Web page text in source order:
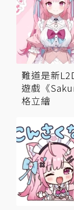
難道是新
遊戲《
格立繪